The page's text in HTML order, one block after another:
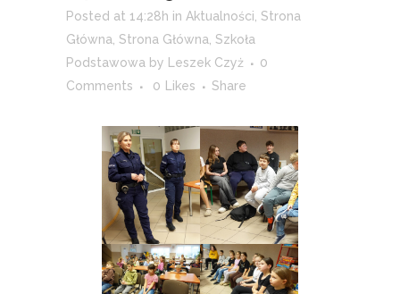
Posted at 14:28h in Aktualności Strona
Główna Strona Główna Szkoła
Podstawowa by Leszek Czyż
0
Comments
0 Likes Share